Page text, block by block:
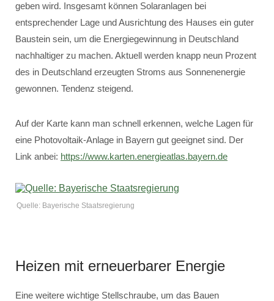
geben wird. Insgesamt können Solaranlagen bei
entsprechender Lage und Ausrichtung des Hauses ein guter
Baustein sein, um die Energiegewinnung in Deutschland
nachhaltiger zu machen. Aktuell werden knapp neun Prozent
des in Deutschland erzeugten Stroms aus Sonnenenergie
gewonnen. Tendenz steigend.
Auf der Karte kann man schnell erkennen, welche Lagen für
eine Photovoltaik-Anlage in Bayern gut geeignet sind. Der
Link anbei: https://www.karten.energieatlas.bayern.de
Quelle: Bayerische Staatsregierung
Heizen mit erneuerbarer Energie
Eine weitere wichtige Stellschraube, um das Bauen